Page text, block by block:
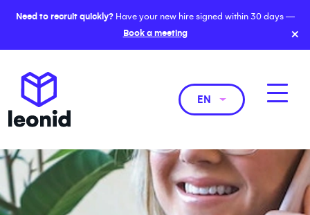
Need to recruit quickly?Have your new hire signed within 30 days —
Book a meeting
×
EN